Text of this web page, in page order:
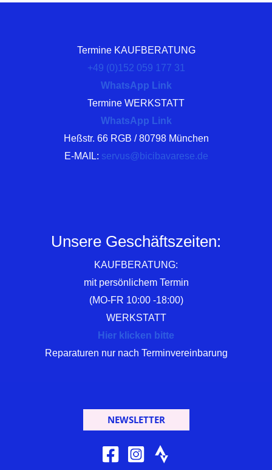
Termine KAUFBERATUNG
+49 (0)152 059 177 31
WhatsApp Link
Termine WERKSTATT
WhatsApp Link
Heßstr. 66 RGB / 80798 München
E-MAIL: servus@bicibavarese.de
Unsere Geschäftszeiten:
KAUFBERATUNG:
mit persönlichem Termin
(MO-FR 10:00 -18:00)
WERKSTATT
Hier klicken bitte
Reparaturen nur nach Terminvereinbarung
NEWSLETTER